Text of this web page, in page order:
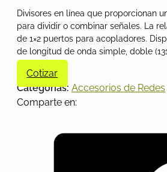
Divisores en línea que proporcionan
para dividir o combinar señales. La
de 1×2 puertos para acopladores.
de longitud de onda simple, doble
Cotizar
Categorías: Accesorios de Redes
Comparte en: